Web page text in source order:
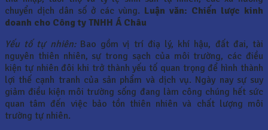
chuyển dịch dân số ở các vùng. Luận văn: Chiến lược kinh
doanh cho Công ty TNHH Á Châu
Yếu tố tự nhiên:Bao gồm vị trí điạ lý, khí hậu, đất đai, tài
nguyên thiên nhiên, sự trong sạch của môi trường, các điều
kiện tự nhiên đôi khi trở thành yếu tố quan trọng để hình thành
lợi thế cạnh tranh của sản phẩm và dịch vụ. Ngày nay sự suy
giảm điều kiện môi trường sống đang làm công chúng hết sức
quan tâm đến việc bảo tồn thiên nhiên và chất lượng môi
trường tự nhiên.